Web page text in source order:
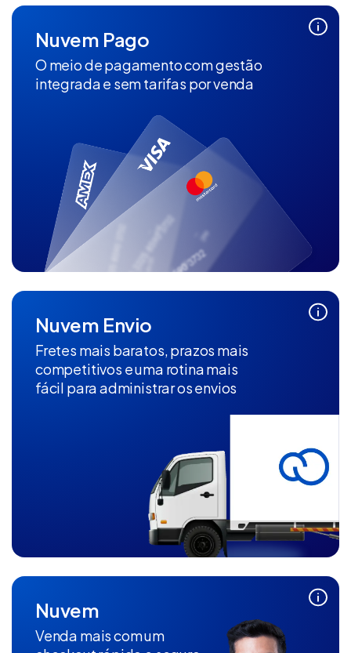
Nuvem Pago
O meio de pagamento com gestão
integrada e sem tarifas por venda
Nuvem Envio
Fretes mais baratos, prazos mais
competitivos e uma rotina mais
fácil para administrar os envios
Nuvem
Venda mais com um